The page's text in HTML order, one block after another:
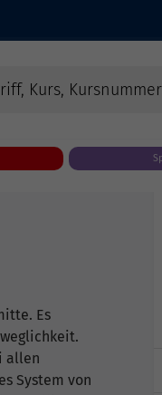
Es
allen
System von